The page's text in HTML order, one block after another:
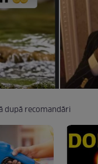
după recomandări